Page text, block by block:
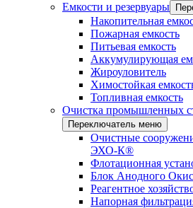
Емкости и резервуары
Накопительная
Пожарная емкость
Питьевая емкость
Аккумулирующая
Жироуловитель
Химостойкая
Топливная емкость
Очистка промышленных
Переключатель меню
Очистные
ЭХО-К®
Флотационная
Блок Анодного
Реагентное
Напорная